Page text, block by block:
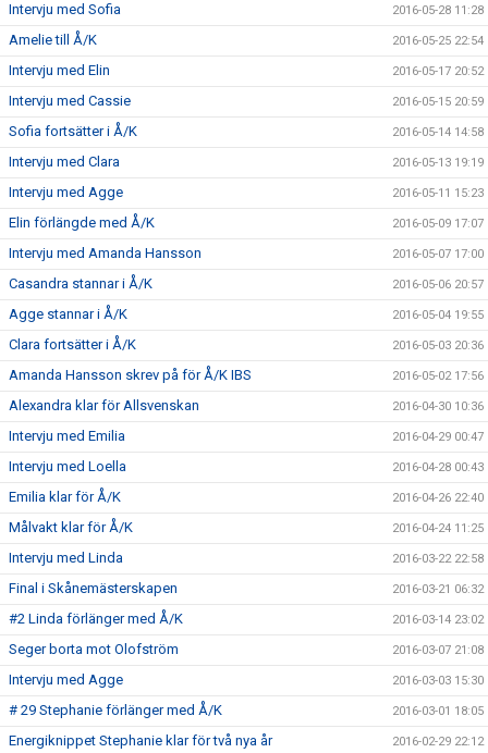
Intervju med Sofia 2016-05-28 11:28
Amelie till Å/K 2016-05-25 22:54
Intervju med Elin 2016-05-17 20:52
Intervju med Cassie 2016-05-15 20:59
Sofia fortsätter i Å/K 2016-05-14 14:58
Intervju med Clara 2016-05-13 19:19
Intervju med Agge 2016-05-11 15:23
Elin förlängde med Å/K 2016-05-09 17:07
Intervju med Amanda Hansson 2016-05-07 17:00
Casandra stannar i Å/K 2016-05-06 20:57
Agge stannar i Å/K 2016-05-04 19:55
Clara fortsätter i Å/K 2016-05-03 20:36
Amanda Hansson skrev på för Å/K IBS 2016-05-02 17:56
Alexandra klar för Allsvenskan 2016-04-30 10:36
Intervju med Emilia 2016-04-29 00:47
Intervju med Loella 2016-04-28 00:43
Emilia klar för Å/K 2016-04-26 22:40
Målvakt klar för Å/K 2016-04-24 11:25
Intervju med Linda 2016-03-22 22:58
Final i Skånemästerskapen 2016-03-21 06:32
#2 Linda förlänger med Å/K 2016-03-14 23:02
Seger borta mot Olofström 2016-03-07 21:08
Intervju med Agge 2016-03-03 15:30
# 29 Stephanie förlänger med Å/K 2016-03-01 18:05
Energiknippet Stephanie klar för två nya år 2016-02-29 22:12